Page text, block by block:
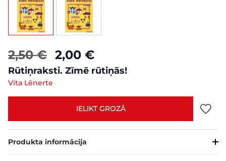
2,50 € 2,00 €
Rūtiņraksti. Zīmē rūtiņās!
Vita Lēnerte
IELIKT GROZĀ
Produkta informācija